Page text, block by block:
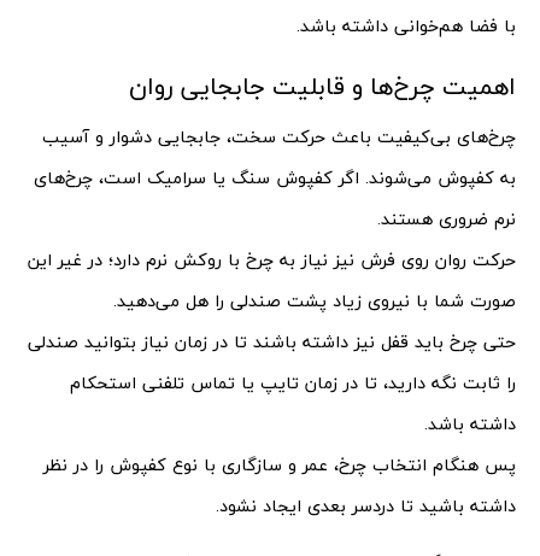
با فضا هم‌خوانی داشته باشد.
اهمیت چرخ‌ها و قابلیت جابجایی روان
چرخ‌های بی‌کیفیت باعث حرکت سخت، جابجایی دشوار و آسیب
به کفپوش می‌شوند. اگر کفپوش سنگ یا سرامیک است، چرخ‌های
نرم ضروری هستند.
حرکت روان روی فرش نیز نیاز به چرخ‌ با روکش نرم دارد؛ در غیر این
صورت شما با نیروی زیاد پشت صندلی را هل می‌دهید.
حتی چرخ‌ باید قفل نیز داشته باشند تا در زمان نیاز بتوانید صندلی
را ثابت نگه دارید، تا در زمان تایپ یا تماس تلفنی استحکام
داشته باشد.
پس هنگام انتخاب چرخ، عمر و سازگاری با نوع کفپوش را در نظر
داشته باشید تا دردسر بعدی ایجاد نشود.